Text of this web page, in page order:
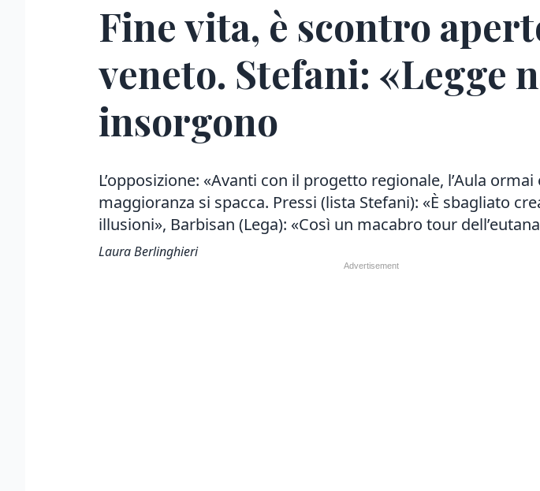
Fine vita, è scontro
veneto. Stefani: «Legge
insorgono
L’opposizione: «Avanti con il progetto regionale, l’Aula ormai
maggioranza si spacca. Pressi (lista Stefani): «È sbagliato
illusioni», Barbisan (Lega): «Così un macabro tour
Laura Berlinghieri